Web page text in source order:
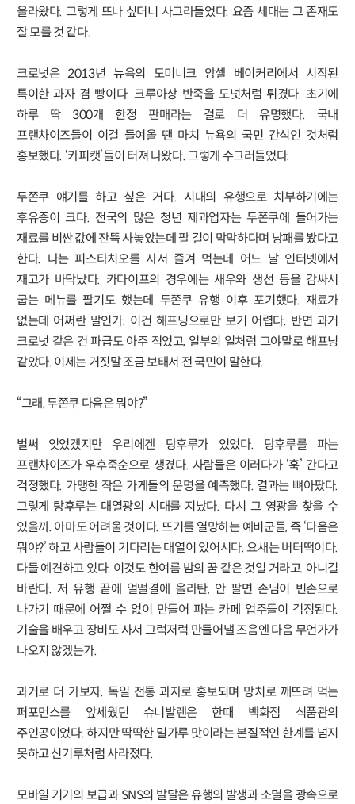
올라왔다. 그렇게 뜨나 싶더니 사그라들었다. 요즘 세대는 그 존재도
잘 모를 것 같다.
크로넛은 2013년 뉴욕의 도미니크 앙셀 베이커리에서 시작된
특이한 과자 겸 빵이다. 크루아상 반죽을 도넛처럼 튀겼다. 초기에
하루 딱 300개 한정 판매라는 걸로 더 유명했다. 국내
프랜차이즈들이 이걸 들여올 땐 마치 뉴욕의 국민 간식인 것처럼
홍보했다. ‘카피캣’들이 터져 나왔다. 그렇게 수그러들었다.
두쫀쿠 얘기를 하고 싶은 거다. 시대의 유행으로 치부하기에는
후유증이 크다. 전국의 많은 청년 제과업자는 두쫀쿠에 들어가는
재료를 비싼 값에 잔뜩 사놓았는데 팔 길이 막막하다며 낭패를 봤다고
한다. 나는 피스타치오를 사서 즐겨 먹는데 어느 날 인터넷에서
재고가 바닥났다. 카다이프의 경우에는 새우와 생선 등을 감싸서
굽는 메뉴를 팔기도 했는데 두쫀쿠 유행 이후 포기했다. 재료가
없는데 어쩌란 말인가. 이건 해프닝으로만 보기 어렵다. 반면 과거
크로넛 같은 건 파급도 아주 적었고, 일부의 일처럼 그야말로 해프닝
같았다. 이제는 거짓말 조금 보태서 전 국민이 말한다.
“그래, 두쫀쿠 다음은 뭐야?”
벌써 잊었겠지만 우리에겐 탕후루가 있었다. 탕후루를 파는
프랜차이즈가 우후죽순으로 생겼다. 사람들은 이러다가 ‘훅’ 간다고
걱정했다. 가맹한 작은 가게들의 운명을 예측했다. 결과는 뼈아팠다.
그렇게 탕후루는 대열광의 시대를 지났다. 다시 그 영광을 찾을 수
있을까. 아마도 어려울 것이다. 뜨기를 열망하는 예비군들, 즉 ‘다음은
뭐야?’ 하고 사람들이 기다리는 대열이 있어서다. 요새는 버터떡이다.
다들 예견하고 있다. 이것도 한여름 밤의 꿈 같은 것일 거라고. 아니길
바란다. 저 유행 끝에 얼떨결에 올라탄, 안 팔면 손님이 빈손으로
나가기 때문에 어쩔 수 없이 만들어 파는 카페 업주들이 걱정된다.
기술을 배우고 장비도 사서 그럭저럭 만들어낼 즈음엔 다음 무언가가
나오지 않겠는가.
과거로 더 가보자. 독일 전통 과자로 홍보되며 망치로 깨뜨려 먹는
퍼포먼스를 앞세웠던 슈니발렌은 한때 백화점 식품관의
주인공이었다. 하지만 딱딱한 밀가루 맛이라는 본질적인 한계를 넘지
못하고 신기루처럼 사라졌다.
모바일 기기의 보급과 SNS의 발달은 유행의 발생과 소멸을 광속으로